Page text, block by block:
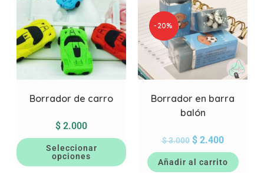
Borrador de carro
$ 2.000
Seleccionar
opciones
-20%
Borrador en barra
balón
$3.000 $2.400
Añadir al carrito